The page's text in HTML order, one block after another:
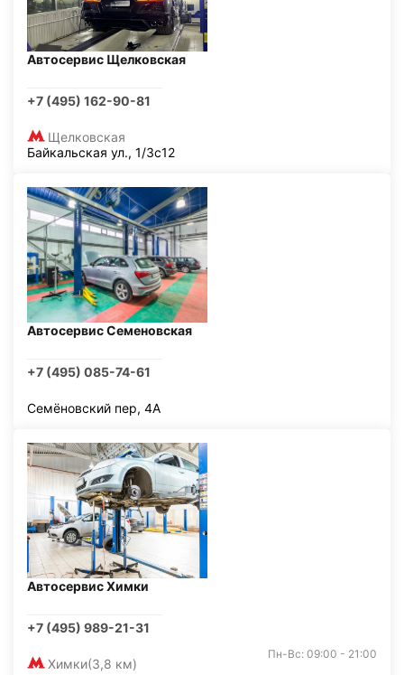
Автосервис Щелковская
+7 (495) 162-90-81
Щелковская
Байкальская ул., 1/3с12
Автосервис Семеновская
+7 (495) 085-74-61
Семёновский пер, 4А
Автосервис Химки
+7 (495) 989-21-31
Химки(3,8 км)
Пн-Вс: 09:00 - 21:00